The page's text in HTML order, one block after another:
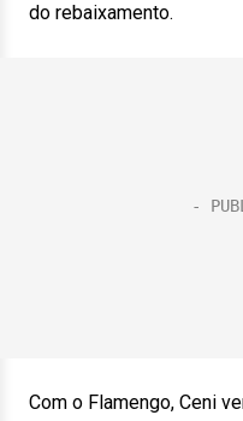
do rebaixamento.
Com o Flamengo, Ceni